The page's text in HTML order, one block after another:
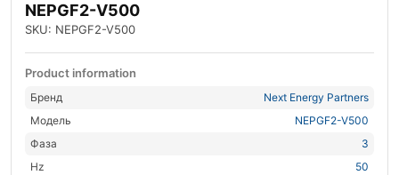
NEPGF2-V500
SKU: NEPGF2-V500
Product information
Бренд
Next Energy Partners
Модель
NEPGF2-V500
Фаза
3
Hz
50